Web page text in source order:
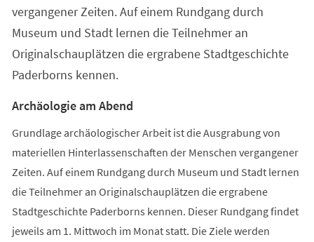
vergangener Zeiten. Auf einem Rundgang durch
Museum und Stadt lernen die Teilnehmer an
Originalschauplätzen die ergrabene Stadtgeschichte
Paderborns kennen.
Archäologie am Abend
Grundlage archäologischer Arbeit ist die Ausgrabung von
materiellen Hinterlassenschaften der Menschen vergangener
Zeiten. Auf einem Rundgang durch Museum und Stadt lernen
die Teilnehmer an Originalschauplätzen die ergrabene
Stadtgeschichte Paderborns kennen. Dieser Rundgang findet
jeweils am 1. Mittwoch im Monat statt. Die Ziele werden